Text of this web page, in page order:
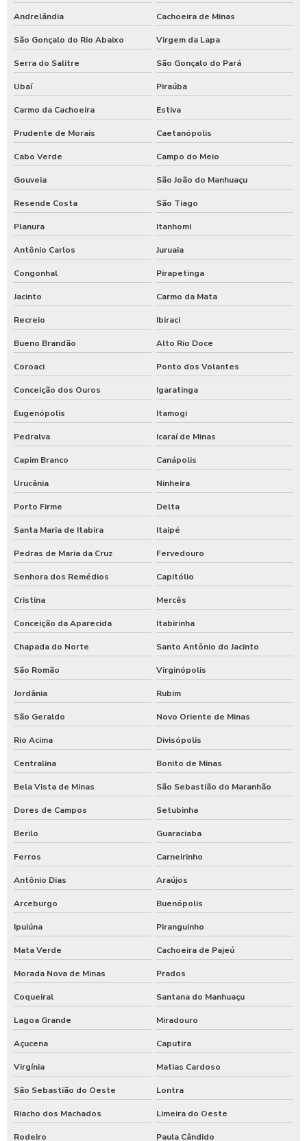
Andrelândia Cachoeira de Minas
São Gonçalo do Rio Abaixo Virgem da Lapa
Serra do Salitre São Gonçalo do Pará
Ubaí Piraúba
Carmo da Cachoeira Estiva
Prudente de Morais Caetanópolis
Cabo Verde Campo do Meio
Gouveia São João do Manhuaçu
Resende Costa São Tiago
Planura Itanhomi
Antônio Carlos Juruaia
Congonhal Pirapetinga
Jacinto Carmo da Mata
Recreio Ibiraci
Bueno Brandão Alto Rio Doce
Coroaci Ponto dos Volantes
Conceição dos Ouros Igaratinga
Eugenópolis Itamogi
Pedralva Icaraí de Minas
Capim Branco Canápolis
Urucânia Ninheira
Porto Firme Delta
Santa Maria de Itabira Itaipé
Pedras de Maria da Cruz Fervedouro
Senhora dos Remédios Capitólio
Cristina Mercês
Conceição da Aparecida Itabirinha
Chapada do Norte Santo Antônio do Jacinto
São Romão Virginópolis
Jordânia Rubim
São Geraldo Novo Oriente de Minas
Rio Acima Divisópolis
Centralina Bonito de Minas
Bela Vista de Minas São Sebastião do Maranhão
Dores de Campos Setubinha
Berilo Guaraciaba
Ferros Carneirinho
Antônio Dias Araújos
Arceburgo Buenópolis
Ipuiúna Piranguinho
Mata Verde Cachoeira de Pajeú
Morada Nova de Minas Prados
Coqueiral Santana do Manhuaçu
Lagoa Grande Miradouro
Açucena Caputira
Virgínia Matias Cardoso
São Sebastião do Oeste Lontra
Riacho dos Machados Limeira do Oeste
Rodeiro Paula Cândido